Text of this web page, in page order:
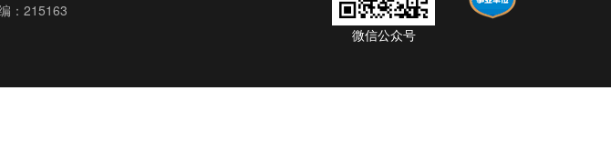
：215163
微信公众号